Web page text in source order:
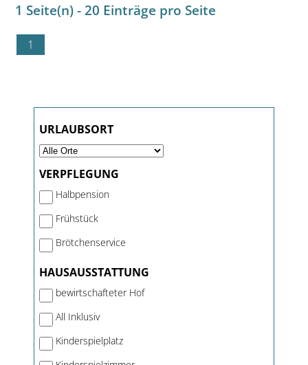
1 Seite(n) - 20 Einträge pro Seite
1
URLAUBSORT
VERPFLEGUNG
Halbpension
Frühstück
Brötchenservice
HAUSAUSSTATTUNG
bewirtschafteter Hof
All Inklusiv
Kinderspielplatz